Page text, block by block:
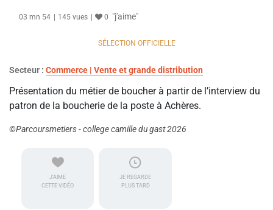
03 mn 54 145 vues 0 "j'aime"
SÉLECTION OFFICIELLE
Secteur : Commerce | Vente et grande distribution
Présentation du métier de boucher à partir de l’interview du
patron de la boucherie de la poste à Achères.
©Parcoursmetiers - college camille du gast 2026
J'AIME
CETTE VIDÉO
JE REGARDE
PLUS TARD